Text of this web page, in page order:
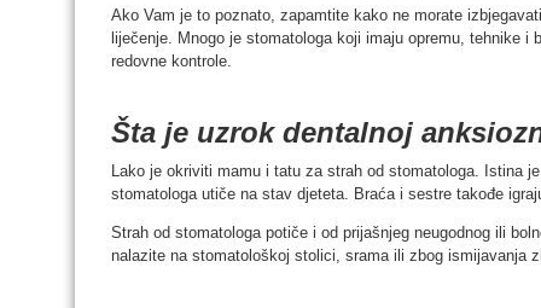
Ako Vam je to poznato, zapamtite kako ne morate
liječenje. Mnogo je stomatologa koji imaju opremu, tehnike i
redovne kontrole.
Šta je uzrok dentalnoj
Lako je okriviti mamu i tatu za strah od stomatologa. Istina
stomatologa utiče na stav djeteta. Braća i sestre takođe
Strah od stomatologa potiče i od prijašnjeg neugodnog ili
nalazite na stomatološkoj stolici, srama ili zbog ismijavanja